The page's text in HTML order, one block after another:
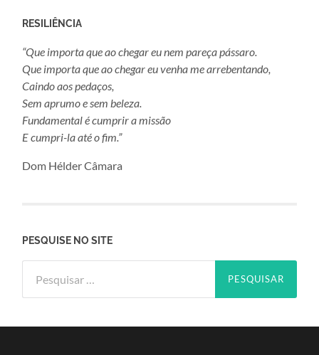
RESILIÊNCIA
“Que importa que ao chegar eu nem pareça pássaro.
Que importa que ao chegar eu venha me arrebentando,
Caindo aos pedaços,
Sem aprumo e sem beleza.
Fundamental é cumprir a missão
E cumpri-la até o fim.”
Dom Hélder Câmara
PESQUISE NO SITE
por: